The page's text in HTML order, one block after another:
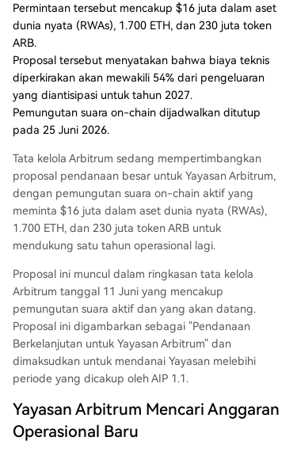
perasional pusat dengan prinsip desentralisasi d
an akuntabilitas. Proposal ini memiliki implikasi la
ngsung bagi pemegang token ARB, karena bes
arnya permintaan, terutama untuk 230 juta toke
n ARB, dapat memengaruhi persepsi pasar dan
tata kelola treasury. Keputusan ini akan membe
ntuk kemampuan Yayasan Arbitrum untuk mend
ukung pertumbuhan dan daya saing ekosistemn
ya dalam lanskap penskalaan Ethereum yang ko
mpetitif.
Permintaan tersebut mencakup $16 juta dalam aset
dunia nyata (RWAs), 1.700 ETH, dan 230 juta token
ARB.
Proposal tersebut menyatakan bahwa biaya teknis
diperkirakan akan mewakili 54% dari pengeluaran
yang diantisipasi untuk tahun 2027.
Pemungutan suara on-chain dijadwalkan ditutup
pada 25 Juni 2026.
Tata kelola Arbitrum sedang mempertimbangkan
proposal pendanaan besar untuk Yayasan Arbitrum,
dengan pemungutan suara on-chain aktif yang
meminta $16 juta dalam aset dunia nyata (RWAs),
1.700 ETH, dan 230 juta token ARB untuk
mendukung satu tahun operasional lagi.
Proposal ini muncul dalam ringkasan tata kelola
Arbitrum tanggal 11 Juni yang mencakup
pemungutan suara aktif dan yang akan datang.
Proposal ini digambarkan sebagai "Pendanaan
Berkelanjutan untuk Yayasan Arbitrum" dan
dimaksudkan untuk mendanai Yayasan melebihi
periode yang dicakup oleh AIP 1.1.
Yayasan Arbitrum Mencari Anggaran
Operasional Baru